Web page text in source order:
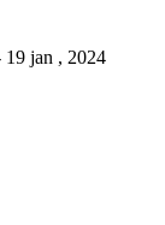
19 jan , 2024